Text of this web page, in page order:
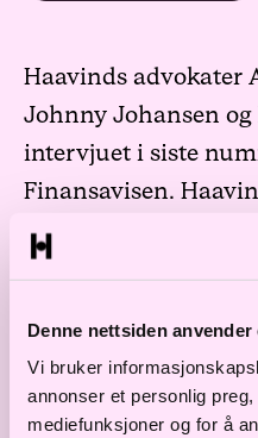
Denne nettsiden anvender
Vi bruker
annonser et personlig
mediefunksjoner og for å
Haavinds advokater
Johnny Johansen
intervjuet i siste
Finansavisen.
egen voldgiftssal
under de
Det er særlig innen
mest innenfor bygg